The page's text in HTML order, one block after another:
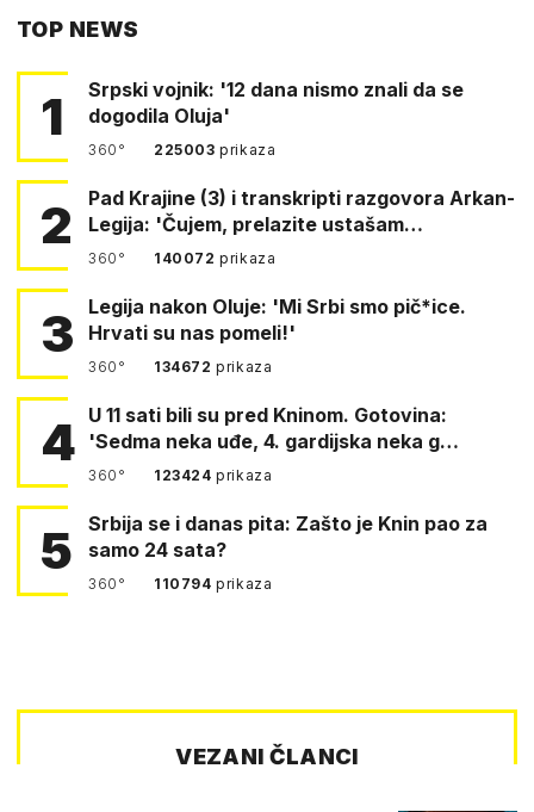
TOP NEWS
1
Srpski vojnik: '12 dana nismo znali da se
dogodila Oluja'
360° 225003prikaza
2
Pad Krajine (3) i transkripti razgovora Arkan-
Legija: 'Čujem, prelazite ustašam…
360° 140072prikaza
3
Legija nakon Oluje: 'Mi Srbi smo pič*ice.
Hrvati su nas pomeli!'
360° 134672prikaza
4 U 11 sati bili su pred Kninom. Gotovina:
'Sedma neka uđe, 4. gardijska neka g…
360° 123424prikaza
5
Srbija se i danas pita: Zašto je Knin pao za
samo 24 sata?
360° 110794prikaza
VEZANI ČLANCI